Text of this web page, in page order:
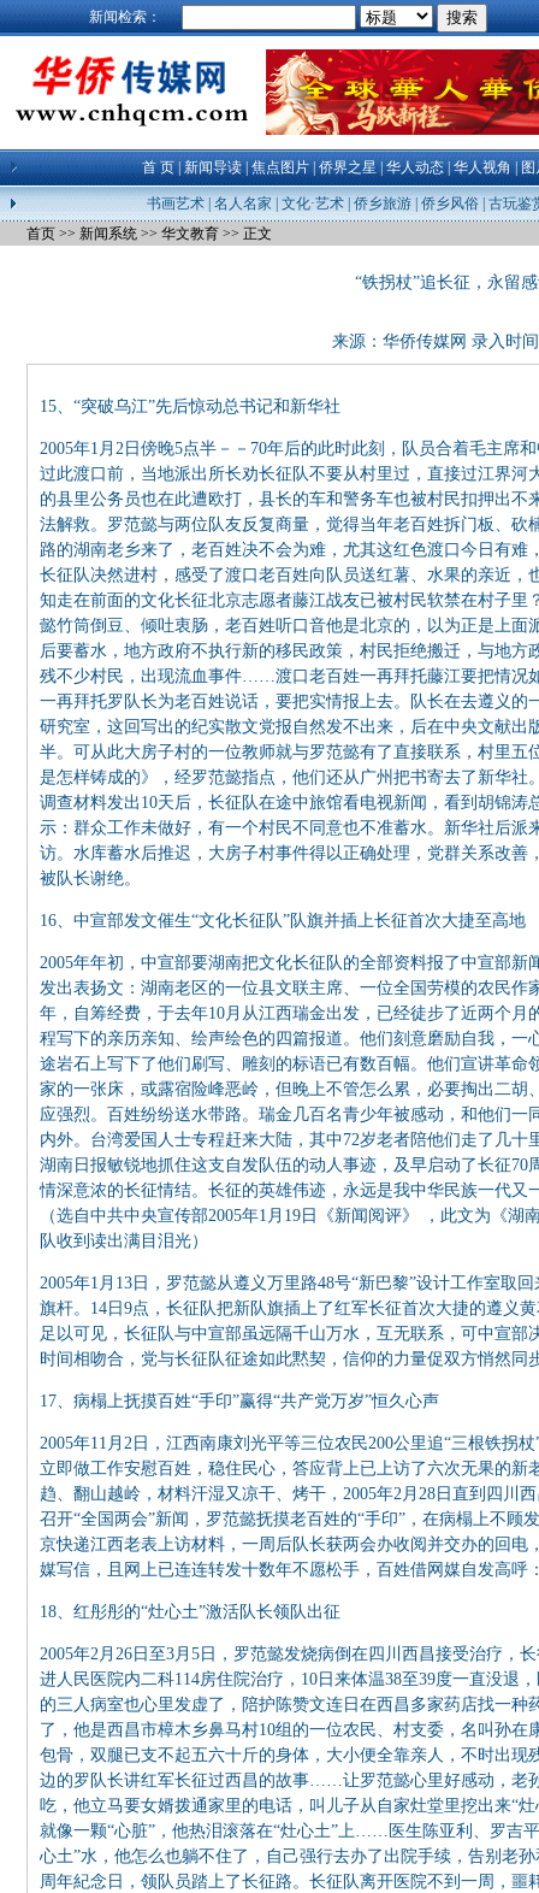
新闻检索：
首 页|新闻导读|焦点图片|侨界之星|华人动态|华人视角|图
书画艺术| 名人名家 文化·艺术| 侨乡旅游| 侨乡风俗| 古玩鉴
首页 >> 新闻系统 >> 华文教育 >> 正文
“铁拐杖”追长征，永留
来源： 华侨传媒网 录入时
15、“突破乌江”先后惊动总书记和新华社
2005年1月2日傍晚5点半－－70年后的此时此刻，队员合着毛主席
过此渡口前，当地派出所长劝长征队不要从村里过，直接过江界
的县里公务员也在此遭欧打，县长的车和警务车也被村民扣押出
法解救。罗范懿与两位队友反复商量，觉得当年老百姓拆门板、
路的湖南老乡来了，老百姓决不会为难，尤其这红色渡口今日有难
长征队决然进村，感受了渡口老百姓向队员送红薯、水果的亲近
知走在前面的文化长征北京志愿者藤江战友已被村民软禁在村子
懿竹筒倒豆、倾吐衷肠，老百姓听口音他是北京的，以为正是上
后要蓄水，地方政府不执行新的移民政策，村民拒绝搬迁，与地
残不少村民，出现流血事件……渡口老百姓一再拜托藤江要把情况
一再拜托罗队长为老百姓说话，要把实情报上去。队长在去遵义
研究室，这回写出的纪实散文党报自然发不出来，后在中央文献
半。可从此大房子村的一位教师就与罗范懿有了直接联系，村里
是怎样铸成的》，经罗范懿指点，他们还从广州把书寄去了新华社
调查材料发出10天后，长征队在途中旅馆看电视新闻，看到胡锦
示：群众工作未做好，有一个村民不同意也不准蓄水。新华社后
访。水库蓄水后推迟，大房子村事件得以正确处理，党群关系改
被队长谢绝。
16、中宣部发文催生“文化长征队”队旗并插上长征首次大捷至高地
2005年年初，中宣部要湖南把文化长征队的全部资料报了中宣部
发出表扬文：湖南老区的一位县文联主席、一位全国劳模的农民
年，自筹经费，于去年10月从江西瑞金出发，已经徒步了近两个
程写下的亲历亲知、绘声绘色的四篇报道。他们刻意磨励自我，
途岩石上写下了他们刷写、雕刻的标语已有数百幅。他们宣讲革
家的一张床，或露宿险峰恶岭，但晚上不管怎么累，必要掏出二
应强烈。百姓纷纷送水带路。瑞金几百名青少年被感动，和他们
内外。台湾爱国人士专程赶来大陆，其中72岁老者陪他们走了几十
湖南日报敏锐地抓住这支自发队伍的动人事迹，及早启动了长征
情深意浓的长征情结。长征的英雄伟迹，永远是我中华民族一代又
（选自中共中央宣传部2005年1月19日《新闻阅评》 ，此文为《
队收到读出满目泪光）
2005年1月13日，罗范懿从遵义万里路48号“新巴黎”设计工作室取
旗杆。14日9点，长征队把新队旗插上了红军长征首次大捷的遵义
足以可见，长征队与中宣部虽远隔千山万水，互无联系，可中宣
时间相吻合，党与长征队征途如此黙契，信仰的力量促双方悄然
17、病榻上抚摸百姓“手印”赢得“共产党万岁”恒久心声
2005年11月2日，江西南康刘光平等三位农民200公里追“三根铁拐
立即做工作安慰百姓，稳住民心，答应背上已上访了六次无果的
趋、翻山越岭，材料汗湿又凉干、烤干，2005年2月28日直到四川
召开“全国两会”新闻，罗范懿抚摸老百姓的“手印”，在病榻上不
京快递江西老表上访材料，一周后队长获两会办收阅并交办的回
媒写信，且网上已连连转发十数年不愿松手，百姓借网媒自发高呼
18、红彤彤的“灶心土”激活队长领队出征
2005年2月26日至3月5日，罗范懿发烧病倒在四川西昌接受治疗，
进人民医院内二科114房住院治疗，10日来体温38至39度一直没退
的三人病室也心里发虚了，陪护陈赞文连日在西昌多家药店找一
了，他是西昌市樟木乡鼻马村10组的一位农民、村支委，名叫孙
包骨，双腿已支不起五六十斤的身体，大小便全靠亲人，不时出
边的罗队长讲红军长征过西昌的故事……让罗范懿心里好感动，老
吃，他立马要女婿拨通家里的电话，叫儿子从自家灶堂里挖出来“
就像一颗“心脏”，他热泪滚落在“灶心土”上……医生陈亚利、罗吉
心土”水，他怎么也躺不住了，自己强行去办了出院手续，告别老
周年紀念日，领队员踏上了长征路。长征队离开医院不到一周，